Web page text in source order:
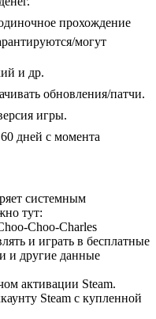
прохождение
могут
и др.
обновления/патчи.
игры.
дней с момента
системным
тут:
Choo-Charles
и играть в бесплатные
и другие данные
активации Steam.
Steam с купленной